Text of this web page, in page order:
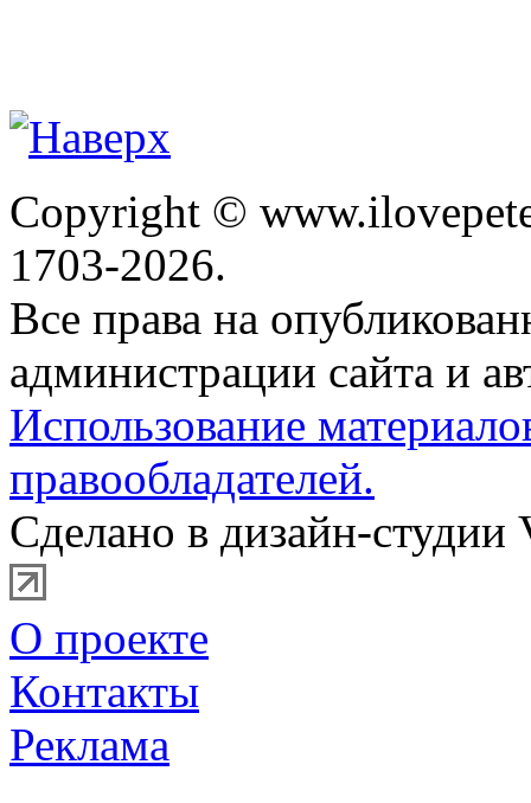
Copyright ©
1703-2026.
Все права на
администрации сайта и
Использование
правообладателей.
Сделано в дизайн-студии
О проекте
Контакты
Реклама